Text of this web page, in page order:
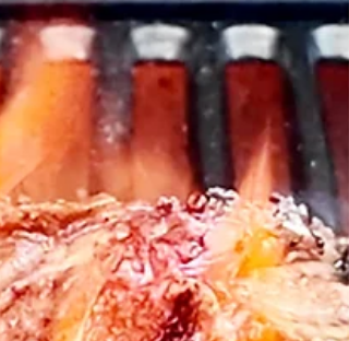
我們將深入探討五種薯仔的經典烹調方式
薯仔沙律、煎薯、烤薯、焗薯及薯蓉。每種
法不僅簡單易學，更能讓你感受到手作料理
溫暖與滿足。讓我們一起走進薯仔的美味世
界，挖掘這份日常食材的非凡魅力。 認識薯
仔：從品種到質地的秘密 薯仔的魅力，始於
其多樣的品種與質地。根據澱粉含量，薯仔
分為高澱粉、中澱粉與低澱粉三大類。高澱
薯仔如Russet或King Edward，質地鬆散，
味力強，煮熟後入口輕盈，特別適合做薯蓉
焗薯；中澱粉薯仔如Yukon Gold、Desiree
則是萬用選手，無論煎、烤或煮湯，皆能保
軟滑口感與完整形狀；低澱粉薯仔，如新薯